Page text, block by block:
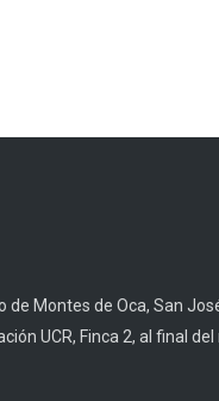
de Montes de Oca, San
UCR, Finca 2, al final